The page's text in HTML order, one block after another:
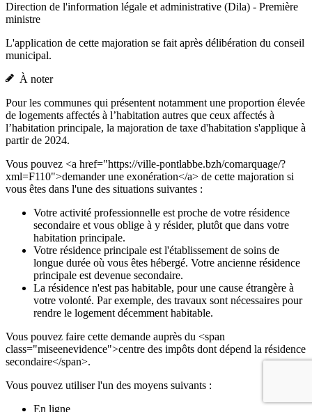
Direction de l'information légale et administrative (Dila) - Première
ministre
L'application de cette majoration se fait après délibération du conseil
municipal.
À noter
Pour les communes qui présentent notamment une proportion élevée
de logements affectés à l’habitation autres que ceux affectés à
l’habitation principale, la majoration de taxe d'habitation s'applique à
partir de 2024.
Vous pouvez <a href="https://ville-pontlabbe.bzh/comarquage/?
xml=F110">demander une exonération</a> de cette majoration si
vous êtes dans l'une des situations suivantes :
Votre activité professionnelle est proche de votre résidence
secondaire et vous oblige à y résider, plutôt que dans votre
habitation principale.
Votre résidence principale est l'établissement de soins de
longue durée où vous êtes hébergé. Votre ancienne résidence
principale est devenue secondaire.
La résidence n'est pas habitable, pour une cause étrangère à
votre volonté. Par exemple, des travaux sont nécessaires pour
rendre le logement décemment habitable.
Vous pouvez faire cette demande auprès du <span
class="miseenevidence">centre des impôts dont dépend la résidence
secondaire</span>.
Vous pouvez utiliser l'un des moyens suivants :
En ligne